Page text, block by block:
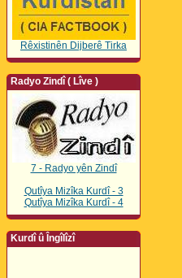
Rêxistinên Dijberê Tirka
Radyo Zindî ( Lîve )
7 - Radyo yên Zindî
Qutîya Mizîka Kurdî - 3
Qutîya Mizîka Kurdî - 4
Kurdî û Îngîlîzî